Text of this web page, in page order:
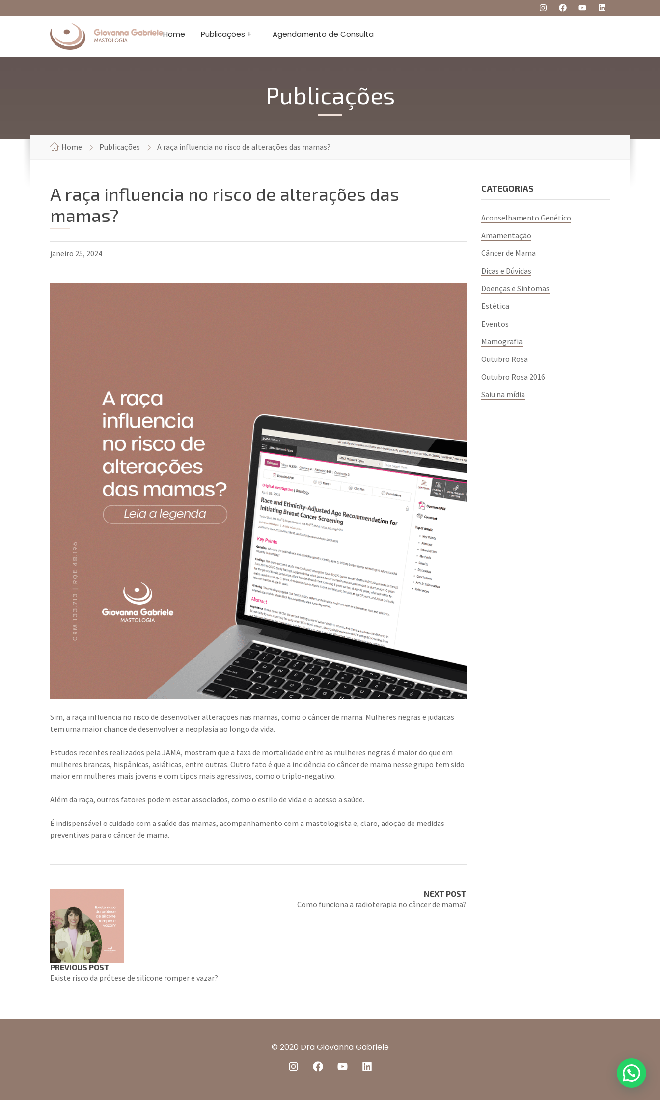
Home Publicações + Agendamento de Consulta
Publicações
Home Publicações A raça influencia no risco de alterações das mamas?
A raça influencia no risco de alterações das
mamas?
janeiro 25, 2024
Sim, a raça influencia no risco de desenvolver alterações nas mamas, como o câncer de mama. Mulheres negras e judaicas
tem uma maior chance de desenvolver a neoplasia ao longo da vida.
Estudos recentes realizados pela JAMA, mostram que a taxa de mortalidade entre as mulheres negras é maior do que em
mulheres brancas, hispânicas, asiáticas, entre outras. Outro fato é que a incidência do câncer de mama nesse grupo tem sido
maior em mulheres mais jovens e com tipos mais agressivos, como o triplo-negativo.
Além da raça, outros fatores podem estar associados, como o estilo de vida e o acesso a saúde.
É indispensável o cuidado com a saúde das mamas, acompanhamento com a mastologista e, claro, adoção de medidas
preventivas para o câncer de mama.
PREVIOUS POST
Existe risco da prótese de silicone romper e vazar?
NEXT POST
Como funciona a radioterapia no câncer de mama?
CATEGORIAS
Aconselhamento Genético
Amamentação
Câncer de Mama
Dicas e Dúvidas
Doenças e Sintomas
Estética
Eventos
Mamografia
Outubro Rosa
Outubro Rosa 2016
Saiu na mídia
© 2020 Dra Giovanna Gabriele